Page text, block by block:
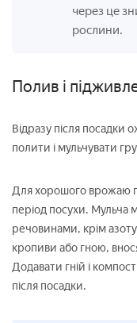
через це
рослини.
Полив і
Відразу після посадки
полити і мульчувати
Для хорошого врожаю
період посухи. Мульча
речовинами, крім
кропиви або гною,
Додавати гній і
після посадки.